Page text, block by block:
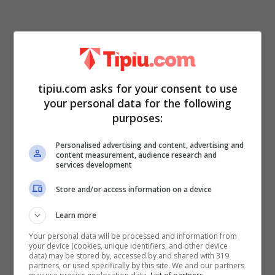
Com’è noto i concorrenti dello show
condotto da Carlo Conti,dovranno passare
e dei parrucchieriper ottenere le
sembianze dei personaggi che dovranno
interpretare sul palco. E a proposito di
parrucchieri, Samira più volte sul suo profilo
social,si è mostrata con un acconciatura
diversa dalla sua abituale.
tipiu.com asks for your consent to use
your personal data for the following
purposes:
Personalised advertising and content, advertising and
content measurement, audience research and
services development
Store and/or access information on a device
Learn more
Your personal data will be processed and information from
your device (cookies, unique identifiers, and other device
data) may be stored by, accessed by and shared with 319
partners, or used specifically by this site. We and our partners